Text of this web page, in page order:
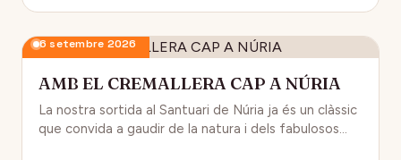
6 setembre 2026
AMB EL CREMALLERA CAP A NÚRIA
La nostra sortida al Santuari de Núria ja és un clàssic
que convida a gaudir de la natura i dels fabulosos